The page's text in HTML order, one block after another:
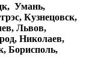
Умань,
Кузнецовск,
Львов,
Николаев,
Борисполь,